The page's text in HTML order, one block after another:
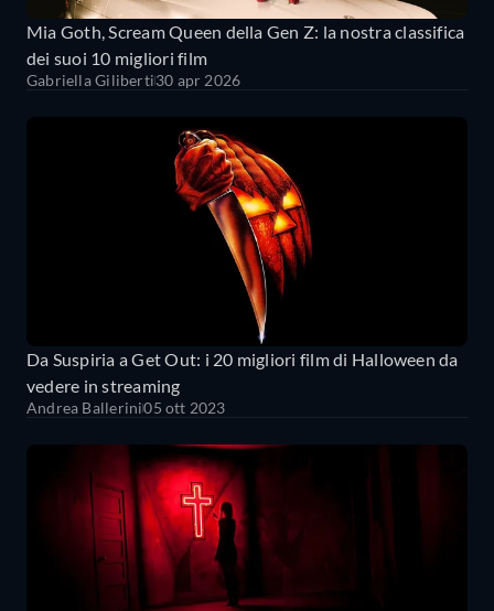
Mia Goth, Scream Queen della Gen Z: la nostra classifica
dei suoi 10 migliori film
Gabriella Giliberti30 apr 2026
Da Suspiria a Get Out: i 20 migliori film di Halloween da
vedere in streaming
Andrea Ballerini05 ott 2023